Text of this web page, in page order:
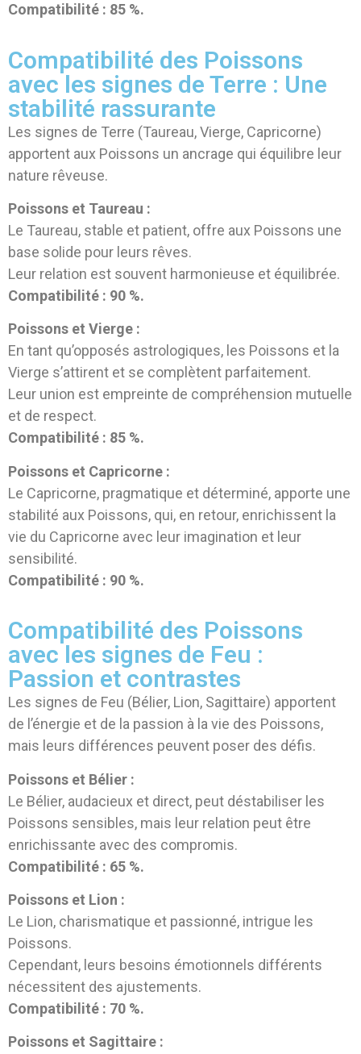
Compatibilité : 85 %.
Compatibilité des Poissons
avec les signes de Terre : Une
stabilité rassurante
Les signes de Terre (Taureau, Vierge, Capricorne)
apportent aux Poissons un ancrage qui équilibre leur
nature rêveuse.
Poissons et Taureau :
Le Taureau, stable et patient, offre aux Poissons une
base solide pour leurs rêves.
Leur relation est souvent harmonieuse et équilibrée.
Compatibilité : 90 %.
Poissons et Vierge :
En tant qu’opposés astrologiques, les Poissons et la
Vierge s’attirent et se complètent parfaitement.
Leur union est empreinte de compréhension mutuelle
et de respect.
Compatibilité : 85 %.
Poissons et Capricorne :
Le Capricorne, pragmatique et déterminé, apporte une
stabilité aux Poissons, qui, en retour, enrichissent la
vie du Capricorne avec leur imagination et leur
sensibilité.
Compatibilité : 90 %.
Compatibilité des Poissons
avec les signes de Feu :
Passion et contrastes
Les signes de Feu (Bélier, Lion, Sagittaire) apportent
de l’énergie et de la passion à la vie des Poissons,
mais leurs différences peuvent poser des défis.
Poissons et Bélier :
Le Bélier, audacieux et direct, peut déstabiliser les
Poissons sensibles, mais leur relation peut être
enrichissante avec des compromis.
Compatibilité : 65 %.
Poissons et Lion :
Le Lion, charismatique et passionné, intrigue les
Poissons.
Cependant, leurs besoins émotionnels différents
nécessitent des ajustements.
Compatibilité : 70 %.
Poissons et Sagittaire :